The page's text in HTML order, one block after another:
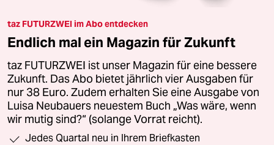
taz FUTURZWEI im Abo entdecken
Endlich mal ein Magazin für Zukunft
taz FUTURZWEI ist unser Magazin für eine bessere
Zukunft. Das Abo bietet jährlich vier Ausgaben für
nur 38 Euro. Zudem erhalten Sie eine Ausgabe von
Luisa Neubauers neuestem Buch „Was wäre, wenn
wir mutig sind?“ (solange Vorrat reicht).
Jedes Quartal neu in Ihrem Briefkasten